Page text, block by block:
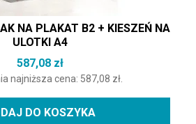
NA PLAKAT B2 + KIESZEŃ NA
ULOTKI A4
587,08 zł
najniższa cena: 587,08 zł.
DO KOSZYKA